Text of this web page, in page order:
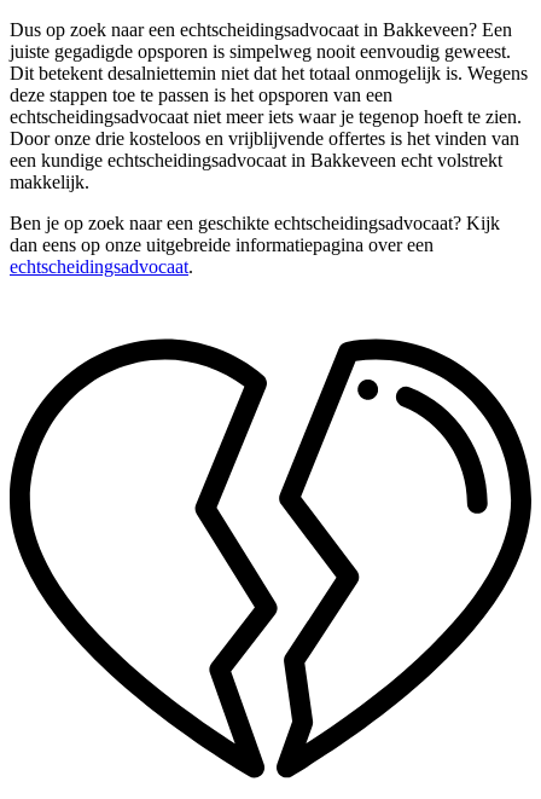
Dus op zoek naar een echtscheidingsadvocaat in Bakkeveen? Een
juiste gegadigde opsporen is simpelweg nooit eenvoudig geweest.
Dit betekent desalniettemin niet dat het totaal onmogelijk is. Wegens
deze stappen toe te passen is het opsporen van een
echtscheidingsadvocaat niet meer iets waar je tegenop hoeft te zien.
Door onze drie kosteloos en vrijblijvende offertes is het vinden van
een kundige echtscheidingsadvocaat in Bakkeveen echt volstrekt
makkelijk.
Ben je op zoek naar een geschikte echtscheidingsadvocaat? Kijk
dan eens op onze uitgebreide informatiepagina over een
echtscheidingsadvocaat.